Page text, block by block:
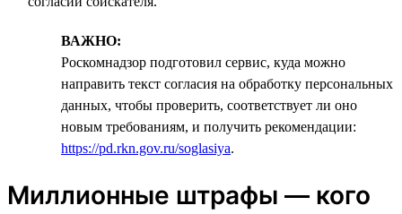
ВАЖНО:
Роскомнадзор подготовил сервис, куда можно
направить текст согласия на обработку персональных
данных, чтобы проверить, соответствует ли оно
новым требованиям, и получить рекомендации:
https://pd.rkn.gov.ru/soglasiya.
Миллионные штрафы — кого